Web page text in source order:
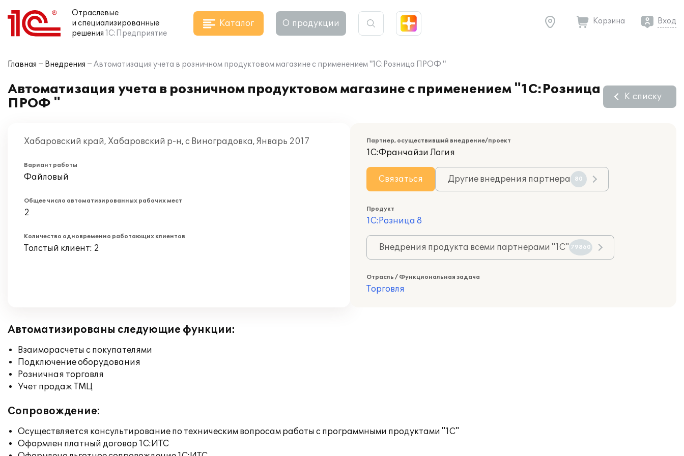
Отраслевые
и специализированные
решения 1С:Предприятие
Каталог О продукции Корзина Вход
Главная Внедрения Автоматизация учета в розничном продуктовом магазине с применением "1С:Розница ПРОФ "
Автоматизация учета в розничном продуктовом магазине с применением "1С:Розница
ПРОФ "
К списку
Хабаровский край, Хабаровский р-н, с Виноградовка, Январь 2017
Вариант работы
Файловый
Общее число автоматизированных рабочих мест
2
Количество одновременно работающих клиентов
Толстый клиент: 2
Партнер, осуществивший внедрение/проект
1C:Франчайзи Логия
Связаться Другие внедрения партнера 80
Продукт
1С:Розница 8
Внедрения продукта всеми партнерами "1С" 79860
Отрасль / Функциональная задача
Торговля
Автоматизированы следующие функции:
Взаиморасчеты с покупателями
Подключение оборудования
Розничная торговля
Учет продаж ТМЦ
Сопровождение:
Осуществляется консультирование по техническим вопросам работы с программными продуктами "1С"
Оформлен платный договор 1С:ИТС